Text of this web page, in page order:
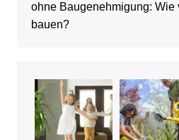
ohne Baugenehmigung: Wie
bauen?